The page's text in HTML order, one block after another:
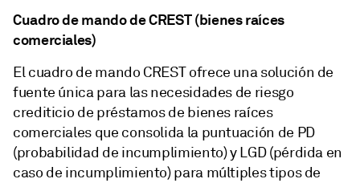
Cuadro de mando de CREST (bienes raíces
comerciales)
El cuadro de mando CREST ofrece una solución de
fuente única para las necesidades de riesgo
crediticio de préstamos de bienes raíces
comerciales que consolida la puntuación de PD
(probabilidad de incumplimiento) y LGD (pérdida en
caso de incumplimiento) para múltiples tipos de